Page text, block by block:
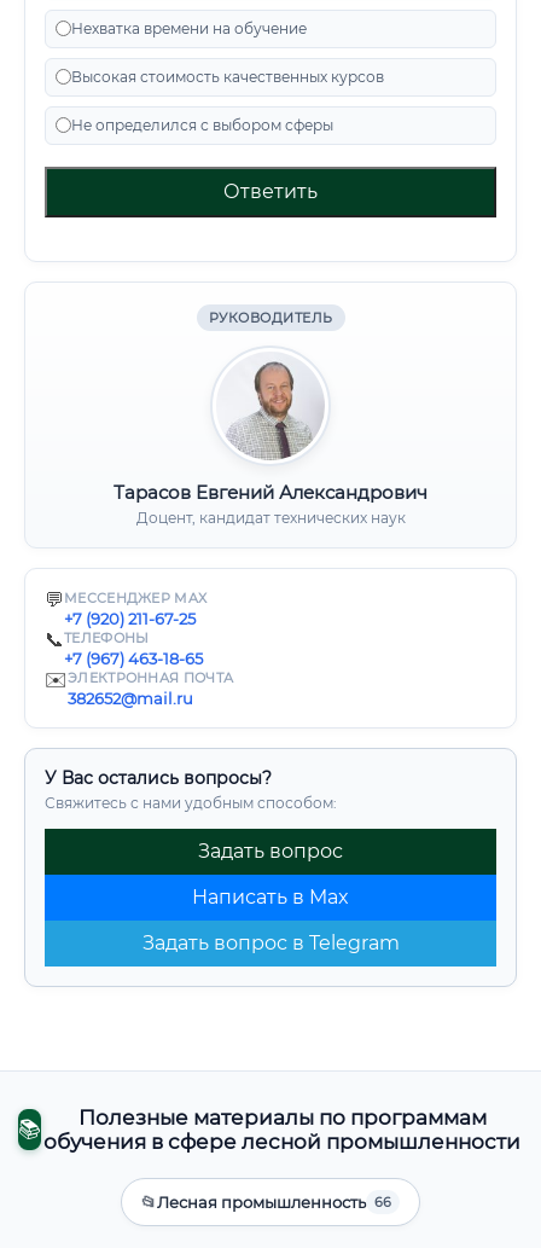
Нехватка времени на обучение
Высокая стоимость качественных курсов
Не определился с выбором сферы
Ответить
РУКОВОДИТЕЛЬ
Тарасов Евгений Александрович
Доцент, кандидат технических наук
💬 МЕССЕНДЖЕР MAX
+7 (920) 211-67-25
📞ТЕЛЕФОНЫ
+7 (967) 463-18-65
✉️ЭЛЕКТРОННАЯ ПОЧТА
382652@mail.ru
У Вас остались вопросы?
Свяжитесь с нами удобным способом:
Задать вопрос
Написать в Max
Задать вопрос в Telegram
📚
Полезные материалы по программам
обучения в сфере лесной промышленности
📂Лесная промышленность 66